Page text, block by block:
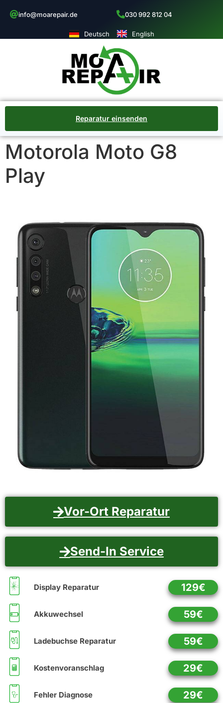
info@moarepair.de 030 992 812 04
Deutsch English
Reparatur einsenden
Motorola Moto G8
Play
Vor-Ort Reparatur
Send-In Service
Display Reparatur 129€
Akkuwechsel 59€
Ladebuchse Reparatur 59€
Kostenvoranschlag 29€
Fehler Diagnose 29€